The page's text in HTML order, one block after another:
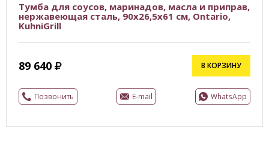
Тумба для соусов, маринадов, масла и приправ,
нержавеющая сталь, 90x26,5x61 см, Ontario,
KuhniGrill
89 640 В КОРЗИНУ
Позвонить E-mail WhatsApp